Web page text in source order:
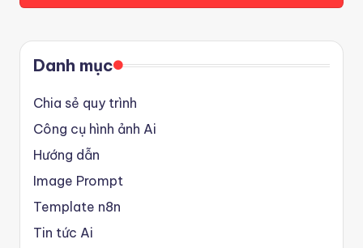
Danh mục
Chia sẻ quy trình
Công cụ hình ảnh Ai
Hướng dẫn
Image Prompt
Template n8n
Tin tức Ai